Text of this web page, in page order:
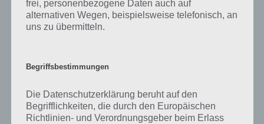
tippen und dann auf “Mobilfunknetze”)
Dann auf “Zugangspunkte (APN)”
frei, personenbezogene Daten auch auf
alternativen Wegen, beispielsweise telefonisch, an
uns zu übermitteln.
Begriffsbestimmungen
Die Datenschutzerklärung beruht auf den
Begrifflichkeiten, die durch den Europäischen
Richtlinien- und Verordnungsgeber beim Erlass